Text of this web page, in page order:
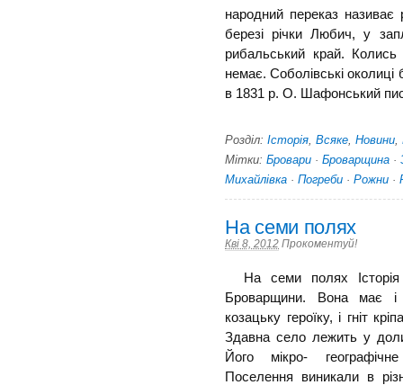
народний переказ
березі річки Любич, у
рибаль­ський край.
немає. Соболівські околиці
в 1831 р. О. Шафонський
Розділ: Історія Всяке Новини
Мітки: Бровари · Броварщина ·
Михайлівка · Погреби · Рожни ·
На семи полях
Кві 8, 2012 Прокоментуй!
На семи полях
Броварщини. Вона має і
козацьку героїку, і гніт
Здавна село лежить у
Його мікро-
Поселення виникали в